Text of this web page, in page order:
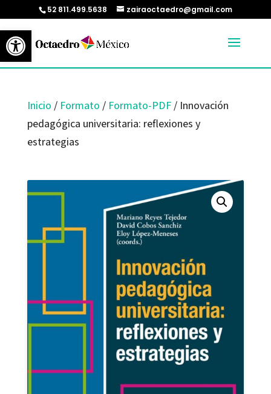
Abrir barra de herramientas
52 811.499.5638 zairaoctaedro@gmail.com
Inicio / Formato / Formato-PDF/ Innovación
pedagógica universitaria: reflexiones y
estrategias